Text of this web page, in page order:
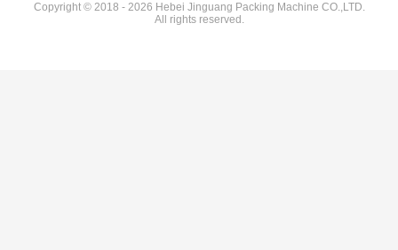
Copyright © 2018 - 2026 Hebei Jinguang Packing Machine CO.,LTD.
All rights reserved.